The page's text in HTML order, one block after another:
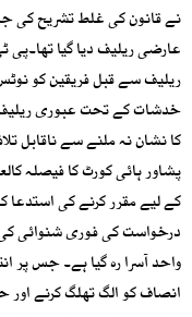
عارضی ریلیف دیا گیا
ریلیف سے قبل فریقین کو
خدشات کے تحت عبوری ریلیف
کا نشان نہ ملنے سے ناقابل
پشاور ہائی کورٹ کا فیصلہ
کے لیے مقرر کرنے کی
درخواست کی فوری شنوائی
واحد آسرا رہ گیا ہے۔ جس پر
انصاف کو الگ تھلگ کرنے